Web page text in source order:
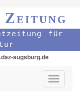
für
augsburg.de
Toggle